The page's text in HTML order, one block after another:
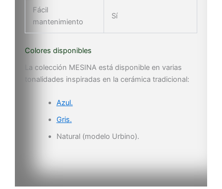
Fácil
mantenimiento
Sí
Colores disponibles
La colección MESINA está disponible en varias
tonalidades inspiradas en la cerámica tradicional:
Azul.
Gris.
Natural (modelo Urbino).